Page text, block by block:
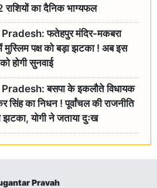
राशियों का दैनिक भाग्यफल
फतेहपुर मंदिर-मकबरा
मुस्लिम पक्ष को बड़ा झटका ! अब इस
होगी सुनवाई
बसपा के इकलौते विधायक
सिंह का निधन ! पूर्वांचल की राजनीति
झटका, योगी ने जताया दुःख
Pravah